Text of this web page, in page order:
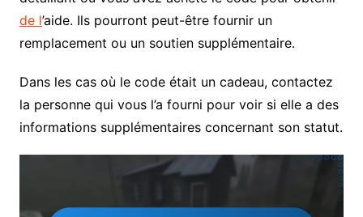
de l’aide. Ils pourront peut-être fournir un
remplacement ou un soutien supplémentaire.
Dans les cas où le code était un cadeau, contactez
la personne qui vous l’a fourni pour voir si elle a des
informations supplémentaires concernant son statut.